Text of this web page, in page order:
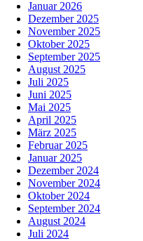
Januar 2026
Dezember 2025
November 2025
Oktober 2025
September 2025
August 2025
Juli 2025
Juni 2025
Mai 2025
April 2025
März 2025
Februar 2025
Januar 2025
Dezember 2024
November 2024
Oktober 2024
September 2024
August 2024
Juli 2024